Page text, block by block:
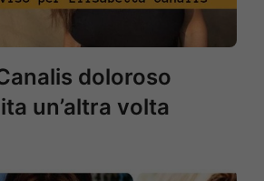
doloroso
un’altra volta